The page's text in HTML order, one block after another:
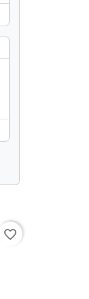
favorite_border